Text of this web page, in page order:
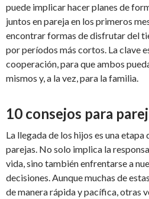
puede implicar hacer planes de
juntos en pareja en los primeros
encontrar formas de disfrutar del
por períodos más cortos. La clave
cooperación, para que ambos
mismos y, a la vez, para la familia.
10 consejos para
La llegada de los hijos es una
parejas. No solo implica la
vida, sino también enfrentarse a
decisiones. Aunque muchas de
de manera rápida y pacífica, otras